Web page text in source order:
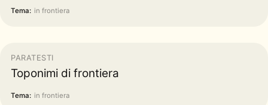
Tema: in frontiera
PARATESTI
Toponimi di frontiera
Tema: in frontiera